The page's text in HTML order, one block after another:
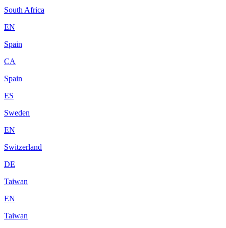
South Africa
EN
Spain
CA
Spain
ES
Sweden
EN
Switzerland
DE
Taiwan
EN
Taiwan